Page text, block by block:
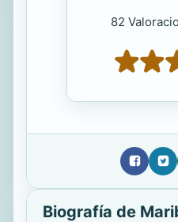
82
Biografía de